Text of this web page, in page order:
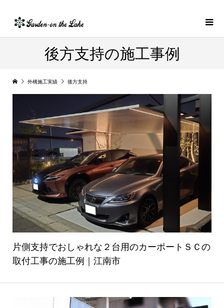
後方支持の施工事例
外構施工実績 後方支持
片側支持でおしゃれな２台用のカーポートＳＣの
取付工事の施工例｜江南市